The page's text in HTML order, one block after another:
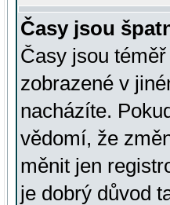
Časy jsou
Časy jsou
zobrazené v
nacházíte.
vědomí, že
měnit jen
je dobrý důvod